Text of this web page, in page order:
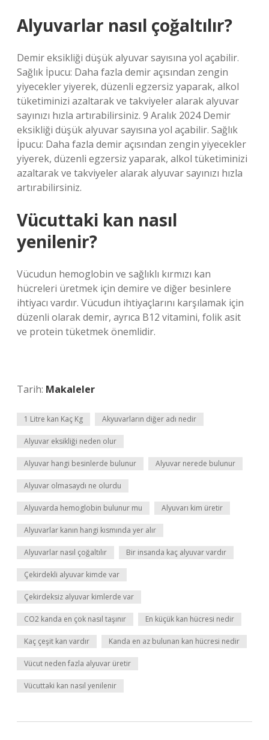
Alyuvarlar nasıl çoğaltılır?
Demir eksikliği düşük alyuvar sayısına yol açabilir.
Sağlık İpucu: Daha fazla demir açısından zengin
yiyecekler yiyerek, düzenli egzersiz yaparak, alkol
tüketiminizi azaltarak ve takviyeler alarak alyuvar
sayınızı hızla artırabilirsiniz. 9 Aralık 2024 Demir
eksikliği düşük alyuvar sayısına yol açabilir. Sağlık
İpucu: Daha fazla demir açısından zengin yiyecekler
yiyerek, düzenli egzersiz yaparak, alkol tüketiminizi
azaltarak ve takviyeler alarak alyuvar sayınızı hızla
artırabilirsiniz.
Vücuttaki kan nasıl
yenilenir?
Vücudun hemoglobin ve sağlıklı kırmızı kan
hücreleri üretmek için demire ve diğer besinlere
ihtiyacı vardır. Vücudun ihtiyaçlarını karşılamak için
düzenli olarak demir, ayrıca B12 vitamini, folik asit
ve protein tüketmek önemlidir.
Tarih: Makaleler
1 Litre kan Kaç Kg Akyuvarların diğer adı nedir
Alyuvar eksikliği neden olur
Alyuvar hangi besinlerde bulunur Alyuvar nerede bulunur
Alyuvar olmasaydı ne olurdu
Alyuvarda hemoglobin bulunur mu Alyuvarı kim üretir
Alyuvarlar kanın hangi kısmında yer alır
Alyuvarlar nasıl çoğaltılır Bir insanda kaç alyuvar vardır
Çekirdekli alyuvar kimde var
Çekirdeksiz alyuvar kimlerde var
CO2 kanda en çok nasıl taşınır En küçük kan hücresi nedir
Kaç çeşit kan vardır Kanda en az bulunan kan hücresi nedir
Vücut neden fazla alyuvar üretir
Vücuttaki kan nasıl yenilenir